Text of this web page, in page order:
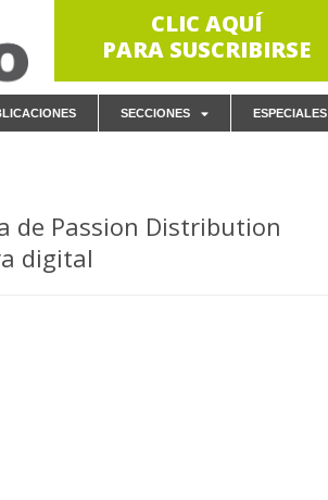
CLIC AQUÍ
PARA SUSCRIBIRSE
SECCIONES ESPECIALES
de Passion Distribution
digital